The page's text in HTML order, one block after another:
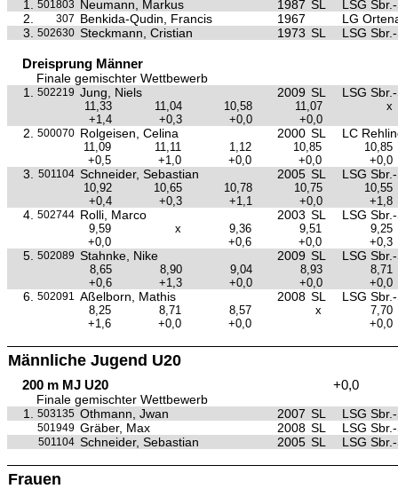
1. 501803 Neumann, Markus 1987 SL
LSG
2.
307 Benkida-Qudin, Francis 1967
LG
3.
502630 Steckmann, Cristian 1973 SL LSG
Dreisprung Männer
Finale gemischter Wettbewerb
1.
502219 Jung, Niels 2009 SL LSG
11,33 11,04 10,58 11,07
x
+1,4
+0,3 +0,0 +0,0
2. 500070 Rolgeisen, Celina 2000 SL LC
11,09 11,11 1,12 10,85
10,85
+0,5
+1,0 +0,0 +0,0 +0,0
3. 501104 Schneider, Sebastian 2005 SL LSG
10,92 10,65 10,78 10,75
10,55
+0,4
+0,3 +1,1 +0,0 +1,8
4. 502744 Rolli, Marco 2003 SL LSG
9,59 x 9,36 9,51
9,25
+0,0
+0,6 +0,0 +0,3
5. 502089 Stahnke, Nike 2009 SL LSG
8,65 8,90 9,04 8,93
8,71
+0,6
+1,3 +0,0 +0,0 +0,0
6. 502091 Aßelborn, Mathis 2008 SL LSG
8,25 8,71 8,57 x
7,70
+1,6
+0,0 +0,0 +0,0
Männliche Jugend U20
200 m MJ U20 +0,0
Finale gemischter Wettbewerb
1.
503135 Othmann, Jwan 2007 SL LSG
501949 Gräber, Max 2008 SL LSG
501104 Schneider, Sebastian 2005 SL LSG
Frauen